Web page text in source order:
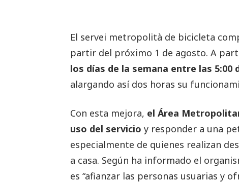
El servei metropolità de bicicleta
partir del próximo 1 de agosto. A
los días de la semana entre las 5:00
alargando así dos horas su
Con esta mejora, el Área
uso del servicio y responder a una
especialmente de quienes realizan
a casa. Según ha informado el
es “afianzar las personas usuarias y